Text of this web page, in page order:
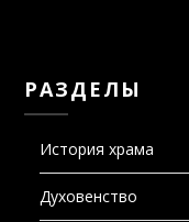
РАЗДЕЛЫ
История храма
Духовенство